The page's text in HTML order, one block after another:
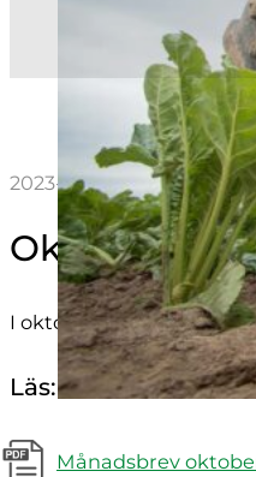
2023-10-20 11:25
Oktober 2023
I oktobers månadsbrev
Läs:
Månadsbrev